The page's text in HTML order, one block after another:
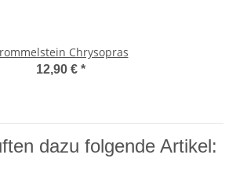
Chrysopras
12,90 € *
dazu folgende Artikel: